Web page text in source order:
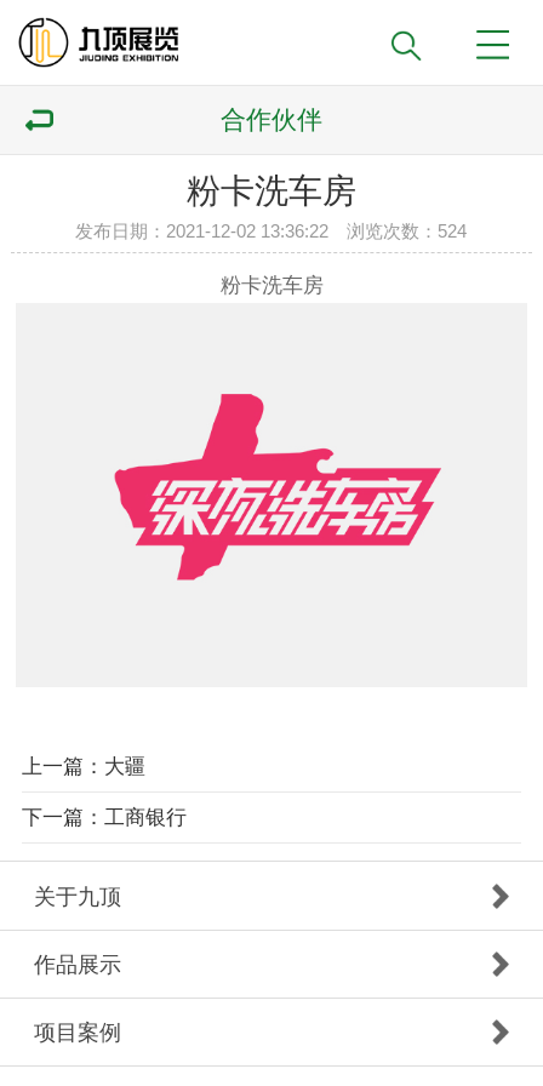
合作伙伴
粉卡洗车房
发布日期：2021-12-02 13:36:22 浏览次数： 524
粉卡洗车房
上一篇：大疆
下一篇：工商银行
关于九顶
作品展示
项目案例